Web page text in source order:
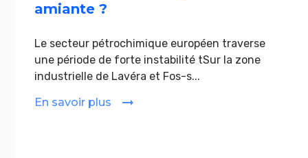
amiante ?
Le secteur pétrochimique européen traverse
une période de forte instabilité tSur la zone
industrielle de Lavéra et Fos-s...
En savoir plus